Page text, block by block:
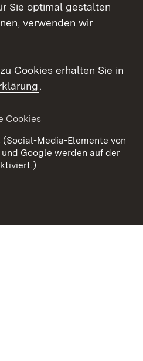
Datenschutz
Cookies
Sie optimal gestalten
verwenden wir
Cookies erhalten Sie in
.
Cookies
Media-Elemente von
Google werden auf der